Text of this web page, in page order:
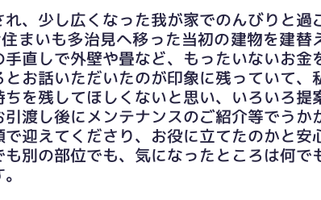
温水ラインを新設し洗面室に移設しま
題なく設置できました。
、少し広くなった我が家でのんびりと過
まいも多治見へ移った当初の建物を建替
直しで外壁や畳など、もったいないお金
お話いただいたのが印象に残っていて、
を残してほしくないと思い、いろいろ提
渡し後にメンテナンスのご紹介等でうか
迎えてくださり、お役に立てたのかと安
別の部位でも、気になったところは何で